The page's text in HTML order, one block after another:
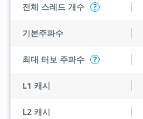
전체 스레드 개수 ?
기본주파수
최대 터보 주파수 ?
L1 캐시
L2 캐시